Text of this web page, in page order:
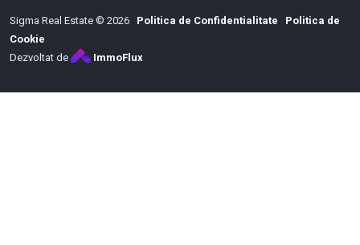
Sigma Real Estate © 2026 Politica de Confidentialitate
Politica de
Cookie
Dezvoltat de
ImmoFlux